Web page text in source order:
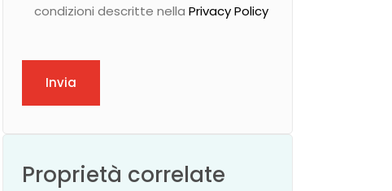
condizioni descritte nellaPrivacy Policy
Invia
Proprietà correlate